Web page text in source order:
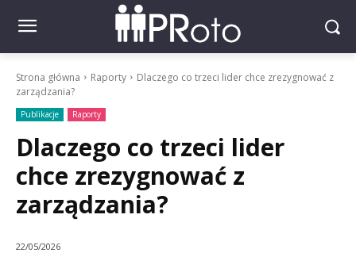
Strona główna Raporty
Dlaczego co trzeci lider chce zrezygnować z
zarządzania?
Publikacje Raporty
Dlaczego co trzeci lider
chce zrezygnować z
zarządzania?
22/05/2026